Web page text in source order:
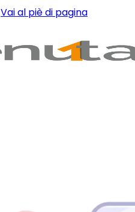
Vai al piè di pagina